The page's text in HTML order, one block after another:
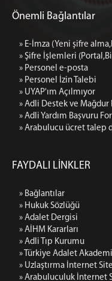
Ek Hizmet Binası 2
Önemli Bağlantılar
» E-İmza (Yeni şifre
» Şifre İşlemleri
» Personel e-posta
» Personel İzin Talebi
» UYAP'ım Açılmıyor
» Adli Destek ve
» Adli Yardım Başvuru
» Arabulucu ücret talep
FAYDALI LİNKLER
» Bağlantılar
» Hukuk Sözlüğü
» Adalet Dergisi
» AİHM Kararları
» Adli Tıp Kurumu
» Türkiye Adalet
» Uzlaştırma İnternet
» Arabuluculuk İnternet